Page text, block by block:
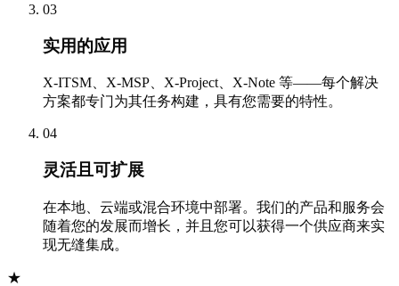
03
实用的应用
X-ITSM、X-MSP、X-Project、X-Note 等——每个解决
方案都专门为其任务构建，具有您需要的特性。
04
灵活且可扩展
在本地、云端或混合环境中部署。我们的产品和服务会
随着您的发展而增长，并且您可以获得一个供应商来实
现无缝集成。
★